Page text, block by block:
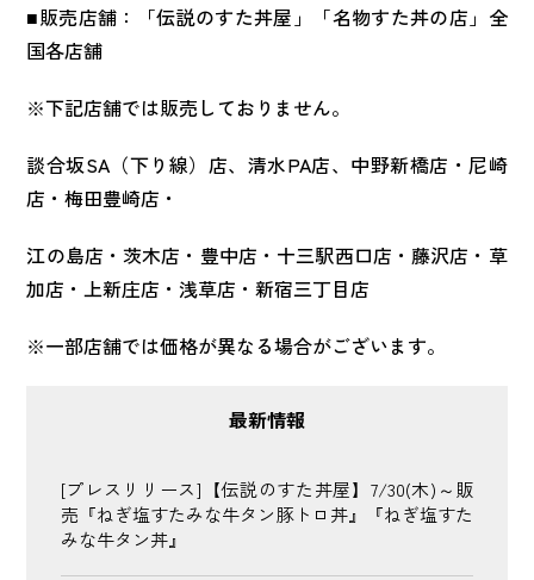
■販売店舗：「伝説のすた丼屋」「名物すた丼の店」全
国各店舗
※下記店舗では販売しておりません。
談合坂SA（下り線）店、清水PA店、中野新橋店・尼崎
店・梅田豊崎店・
江の島店・茨木店・豊中店・十三駅西口店・藤沢店・草
加店・上新庄店・浅草店・新宿三丁目店
※一部店舗では価格が異なる場合がございます。
最新情報
[プレスリリース]【伝説のすた丼屋】7/30(木)～販
売『ねぎ塩すたみな牛タン豚トロ丼』『ねぎ塩すた
みな牛タン丼』